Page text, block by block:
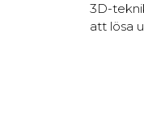
3D-
att lösa